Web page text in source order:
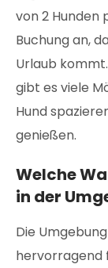
von 2 Hunden
Buchung an,
Urlaub
gibt es viele
Hund
genießen.
Welche
in der
Die
hervorragend